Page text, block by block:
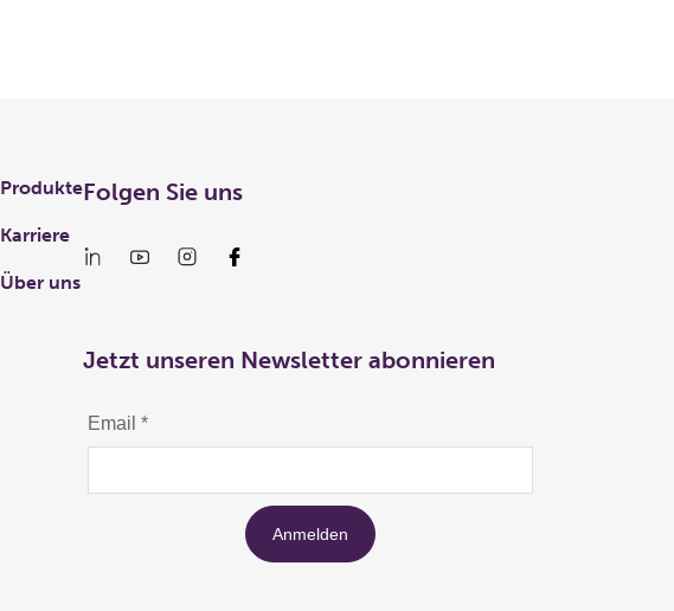
Produkte
Karriere
Über uns
Folgen Sie uns
Jetzt unseren Newsletter abonnieren